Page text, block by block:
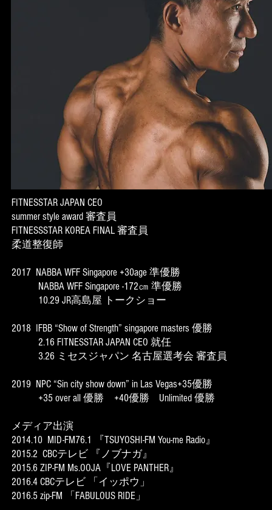
FITNESSTAR JAPAN CEO
summer style award 審査員
FITNESSSTAR KOREA FINAL 審査員
柔道整復師
2017 NABBA WFF Singapore +30age 準優勝
NABBA WFF Singapore -172㎝ 準優勝
10.29 JR高島屋 トークショー
2018 IFBB “Show of Strength” singapore masters 優勝
2.16 FITNESSTAR JAPAN CEO 就任
3.26 ミセスジャパン 名古屋選考会 審査員
2019 NPC “Sin city show down” in Las Vegas+35優勝
+35 over all 優勝 +40優勝 Unlimited 優勝
メディア出演
2014.10 MID-FM76.1 『TSUYOSHI-FM You-me Radio』
2015.2 CBCテレビ 『ノブナガ』
2015.6 ZIP-FM Ms.OOJA『LOVE PANTHER』
2016.4 CBCテレビ 「イッポウ」
2016.5 zip-FM 「FABULOUS RIDE」